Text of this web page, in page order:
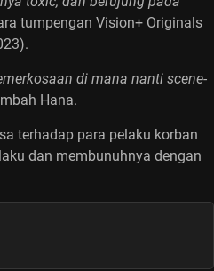
tumpengan Vision+ Originals
di mana nanti scene-
Hana.
terhadap para pelaku korban
dan membunuhnya dengan